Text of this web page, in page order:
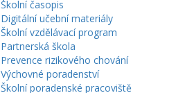
Školní časopis
Digitální učební materiály
Školní vzdělávací program
Partnerská škola
Prevence rizikového chování
Výchovné poradenství
Školní poradenské pracoviště